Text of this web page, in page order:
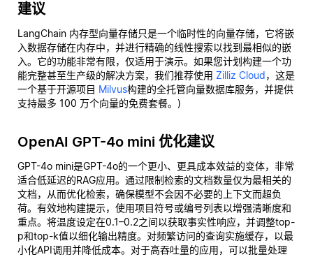
建议
LangChain 内存型向量存储只是一个临时性的向量存储，它将嵌
入数据存储在内存中，并进行精确的线性搜索以找到最相似的嵌
入。它的功能非常有限，仅适用于演示。如果您计划构建一个功
能完整甚至生产级的解决方案，我们推荐使用 Zilliz Cloud，这是
一个基于开源项目 Milvus构建的全托管向量数据库服务，并提供
支持最多 100 万个向量的免费套餐。)
OpenAI GPT-4o mini 优化建议
GPT-4o mini是GPT-4o的一个更小、更具成本效益的变体，非常
适合低延迟的RAG应用。通过限制检索的文档数量仅为最相关的
文档，从而优化检索，确保模型不会因不必要的上下文而超负
荷。有效地构建提示，使用项目符号或编号列表以增强清晰度和
重点。将温度设定在0.1–0.2之间以获取事实性响应，并调整top-
p和top-k值以细化输出精度。对频繁访问的查询实施缓存，以最
小化API调用并降低成本。对于高吞吐量的应用，可以批量处理